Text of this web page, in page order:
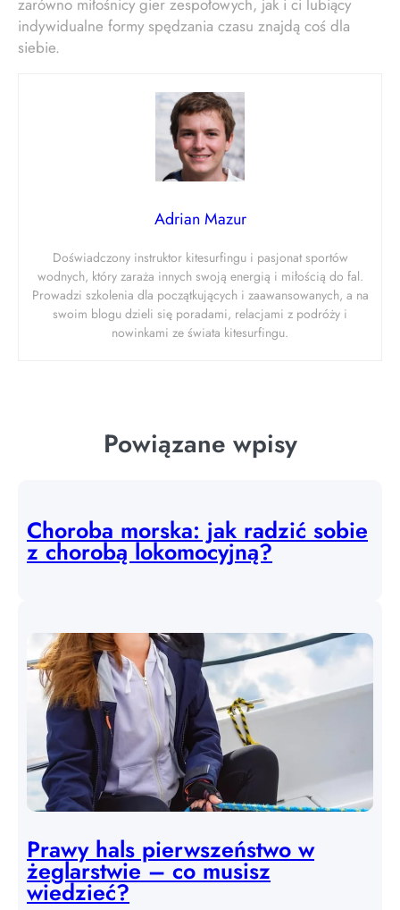
zarówno miłośnicy gier zespołowych, jak i ci lubiący
indywidualne formy spędzania czasu znajdą coś dla
siebie.
Adrian Mazur
Doświadczony instruktor kitesurfingu i pasjonat sportów
wodnych, który zaraża innych swoją energią i miłością do fal.
Prowadzi szkolenia dla początkujących i zaawansowanych, a na
swoim blogu dzieli się poradami, relacjami z podróży i
nowinkami ze świata kitesurfingu.
Powiązane wpisy
Choroba morska: jak radzić sobie
z chorobą lokomocyjną?
Prawy hals pierwszeństwo w
żeglarstwie – co musisz
wiedzieć?